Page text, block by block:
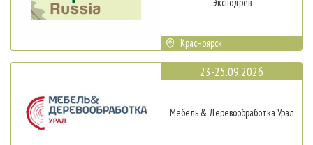
Красноярск
23-25.09.2026
Мебель & Деревообработка Урал